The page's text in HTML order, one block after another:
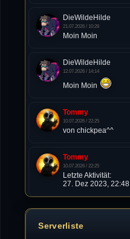
DieWildeHilde
21.07.2026 / 10:28
Moin Moin
DieWildeHilde
12.07.2026 / 14:14
Moin Moin
Tommy
10.07.2026 / 22:25
von chickpea^^
Tommy
10.07.2026 / 22:25
Letzte Aktivität:
27. Dez 2023, 22:48
DieWildeHilde
Serverliste